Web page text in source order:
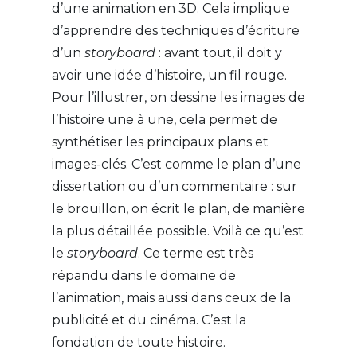
d’une animation en 3D. Cela implique
d’apprendre des techniques d’écriture
d’un storyboard: avant tout, il doit y
avoir une idée d’histoire, un fil rouge.
Pour l’illustrer, on dessine les images de
l’histoire une à une, cela permet de
synthétiser les principaux plans et
images-clés. C’est comme le plan d’une
dissertation ou d’un commentaire : sur
le brouillon, on écrit le plan, de manière
la plus détaillée possible. Voilà ce qu’est
le storyboard. Ce terme est très
répandu dans le domaine de
l’animation, mais aussi dans ceux de la
publicité et du cinéma. C’est la
fondation de toute histoire.